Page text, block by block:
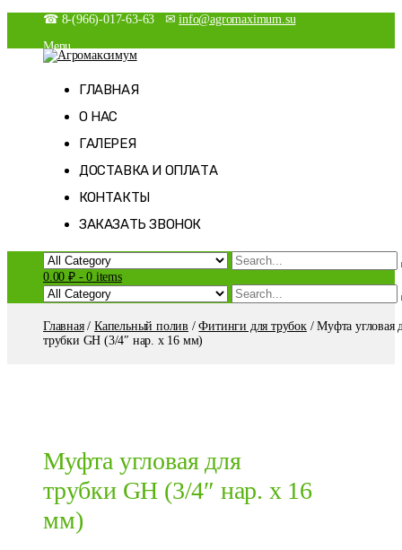
content
☎ 8-(966)-017-63-63 ✉info@agromaximum.su
Menu
Магазин
Оформление заказа
Список желаний
Агромаксимум
Агрономия на максималках
ГЛАВНАЯ
О НАС
ГАЛЕРЕЯ
ДОСТАВКА И ОПЛАТА
КОНТАКТЫ
ЗАКАЗАТЬ ЗВОНОК
0.00 ₽-0 items
Главная/Капельный полив /Фитинги для трубок/ Муфта угловая
трубки GH (3/4″ нар. x 16 мм)
Муфта угловая для
трубки GH (3/4″ нар. x 16
мм)